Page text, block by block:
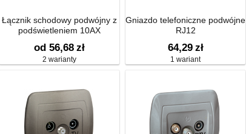
Łącznik schodowy podwójny z
podświetleniem 10AX
od 56,68 zł
2 warianty
Gniazdo telefoniczne podwójne
RJ12
64,29 zł
1 wariant